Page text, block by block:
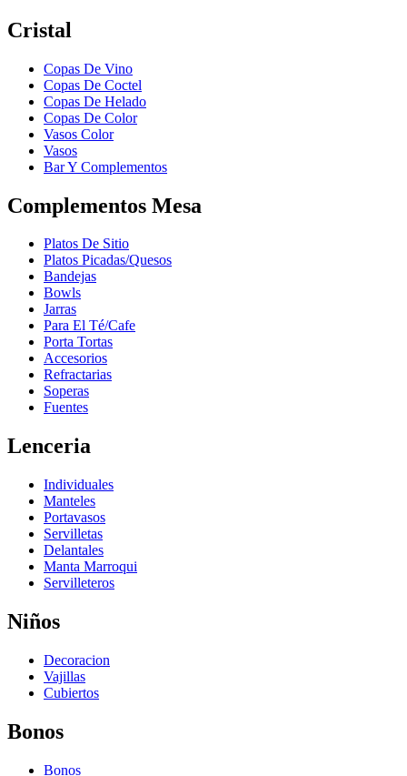
Cristal
Copas De Vino
Copas De Coctel
Copas De Helado
Copas De Color
Vasos Color
Vasos
Bar Y Complementos
Complementos Mesa
Platos De Sitio
Platos Picadas/Quesos
Bandejas
Bowls
Jarras
Para El Té/Cafe
Porta Tortas
Accesorios
Refractarias
Soperas
Fuentes
Lenceria
Individuales
Manteles
Portavasos
Servilletas
Delantales
Manta Marroqui
Servilleteros
Niños
Decoracion
Vajillas
Cubiertos
Bonos
Bonos